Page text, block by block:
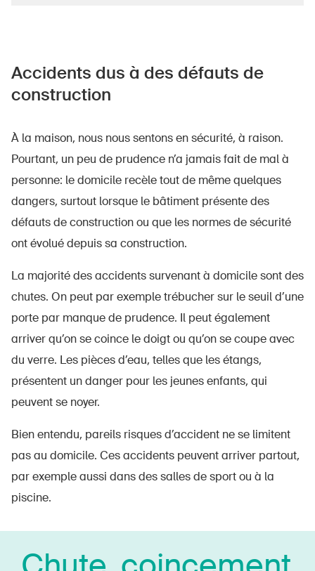
Accidents dus à des défauts de
construction
À la maison, nous nous sentons en sécurité, à raison.
Pourtant, un peu de prudence n’a jamais fait de mal à
personne: le domicile recèle tout de même quelques
dangers, surtout lorsque le bâtiment présente des
défauts de construction ou que les normes de sécurité
ont évolué depuis sa construction.
La majorité des accidents survenant à domicile sont des
chutes. On peut par exemple trébucher sur le seuil d’une
porte par manque de prudence. Il peut également
arriver qu’on se coince le doigt ou qu’on se coupe avec
du verre. Les pièces d’eau, telles que les étangs,
présentent un danger pour les jeunes enfants, qui
peuvent se noyer.
Bien entendu, pareils risques d’accident ne se limitent
pas au domicile. Ces accidents peuvent arriver partout,
par exemple aussi dans des salles de sport ou à la
piscine.